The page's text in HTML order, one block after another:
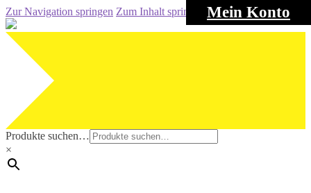
Mein Konto
Zur Navigation springen Zum Inhalt springen
Produkte suchen…
×